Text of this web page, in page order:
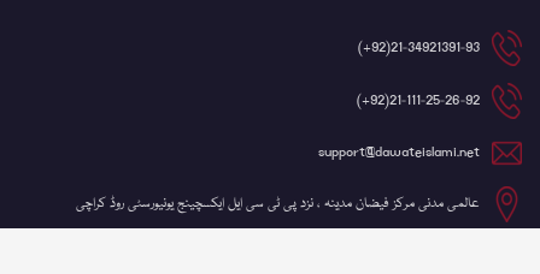
21-34921391-93(92+)
21-111-25-26-92(92+)
support@dawateislami.net
عالمی مدنی مرکز فیضان مدینہ ، نزد پی ٹی سی ایل ایکسچینج یونیورسٹی روڈ کراچی